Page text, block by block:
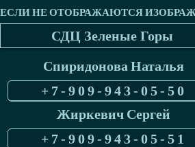
СДЦ Зеленые Горы
Спиридонова Наталья
+7-909-943-05-50
Жиркевич Сергей
+7-909-943-05-51